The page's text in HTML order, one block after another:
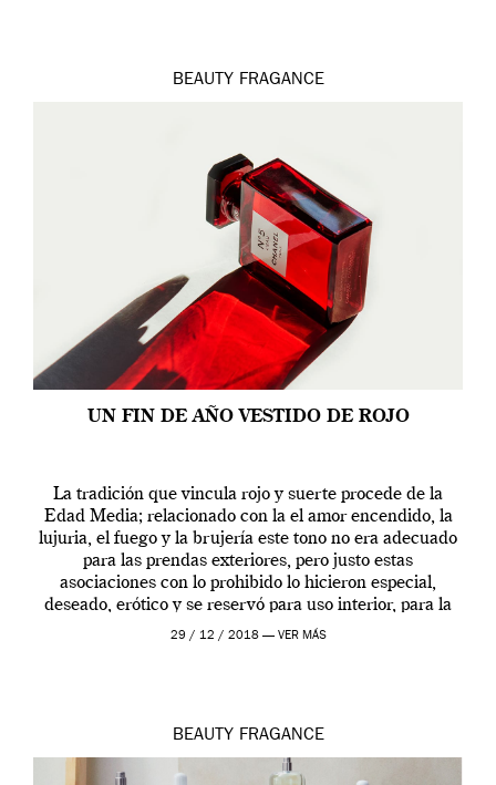
BEAUTY FRAGANCE
UN FIN DE AÑO VESTIDO DE ROJO
La tradición que vincula rojo y suerte procede de la
Edad Media; relacionado con la el amor encendido, la
lujuria, el fuego y la brujería este tono no era adecuado
para las prendas exteriores, pero justo estas
asociaciones con lo prohibido lo hicieron especial,
deseado, erótico y se reservó para uso interior, para la
ropa […]
29 / 12 / 2018 — VER MÁS
BEAUTY FRAGANCE